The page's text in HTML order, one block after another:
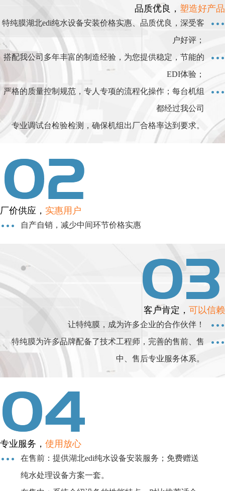
品质优良， 塑造好产品
特纯膜湖北edi纯水设备安装价格实惠、品质优良，深受客
户好评；
搭配我公司多年丰富的制造经验，为您提供稳定，节能的
EDI体验；
严格的质量控制规范，专人专项的流程化操作；每台机组
都经过我公司
专业调试台检验检测，确保机组出厂合格率达到要求。
厂价供应， 实惠用户
自产自销，减少中间环节价格实惠
客户肯定， 可以信赖
让特纯膜，成为许多企业的合作伙伴！
特纯膜为许多品牌配备了技术工程师，完善的售前、售
中、售后专业服务体系。
专业服务， 使用放心
在售前：提供湖北edi纯水设备安装服务；免费赠送
纯水处理设备方案一套。